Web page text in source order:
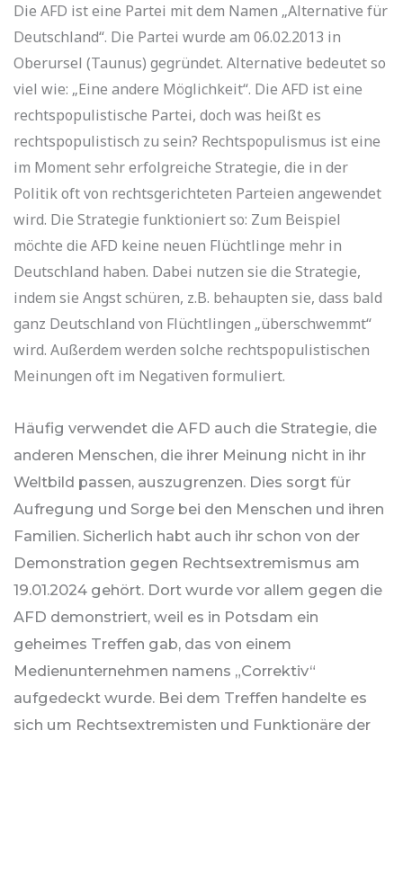
Die AFD ist eine Partei mit dem Namen „Alternative für
Deutschland“. Die Partei wurde am 06.02.2013 in
Oberursel (Taunus) gegründet. Alternative bedeutet so
viel wie: „Eine andere Möglichkeit“. Die AFD ist eine
rechtspopulistische Partei, doch was heißt es
rechtspopulistisch zu sein? Rechtspopulismus ist eine
im Moment sehr erfolgreiche Strategie, die in der
Politik oft von rechtsgerichteten Parteien angewendet
wird. Die Strategie funktioniert so: Zum Beispiel
möchte die AFD keine neuen Flüchtlinge mehr in
Deutschland haben. Dabei nutzen sie die Strategie,
indem sie Angst schüren, z.B. behaupten sie, dass bald
ganz Deutschland von Flüchtlingen „überschwemmt“
wird. Außerdem werden solche rechtspopulistischen
Meinungen oft im Negativen formuliert.
Häufig verwendet die AFD auch die Strategie, die
anderen Menschen, die ihrer Meinung nicht in ihr
Weltbild passen, auszugrenzen. Dies sorgt für
Aufregung und Sorge bei den Menschen und ihren
Familien. Sicherlich habt auch ihr schon von der
Demonstration gegen Rechtsextremismus am
19.01.2024 gehört. Dort wurde vor allem gegen die
AFD demonstriert, weil es in Potsdam ein
geheimes Treffen gab, das von einem
Medienunternehmen namens „Correktiv“
aufgedeckt wurde. Bei dem Treffen handelte es
sich um Rechtsextremisten und Funktionäre der